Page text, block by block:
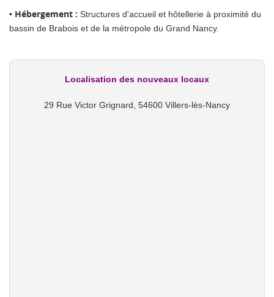
• Hébergement : Structures d'accueil et hôtellerie à proximité du
bassin de Brabois et de la métropole du Grand Nancy.
Localisation des nouveaux locaux
29 Rue Victor Grignard, 54600 Villers-lès-Nancy